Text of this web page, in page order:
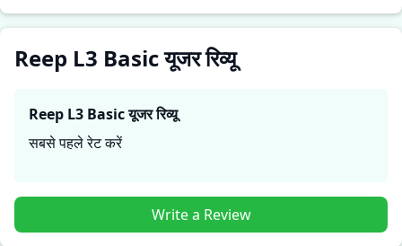
Reep L3 Basic यूजर रिव्यू
Reep L3 Basicयूजर रिव्यू
सबसे पहले रेट करें
Write a Review